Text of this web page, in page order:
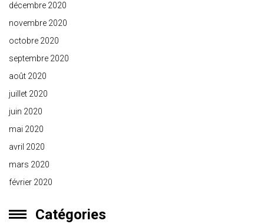
décembre 2020
novembre 2020
octobre 2020
septembre 2020
août 2020
juillet 2020
juin 2020
mai 2020
avril 2020
mars 2020
février 2020
Catégories